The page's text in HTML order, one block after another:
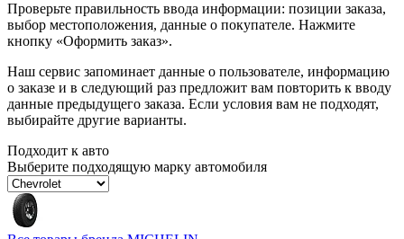
Проверьте правильность ввода информации: позиции заказа,
выбор местоположения, данные о покупателе. Нажмите
кнопку «Оформить заказ».
Наш сервис запоминает данные о пользователе, информацию
о заказе и в следующий раз предложит вам повторить к вводу
данные предыдущего заказа. Если условия вам не подходят,
выбирайте другие варианты.
Подходит к авто
Выберите подходящую марку автомобиля